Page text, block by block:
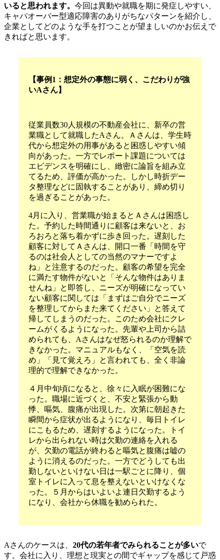
いると思われます。 今回は異動や就職を期に発症しやすい、
キャパオーバー型適応障害のありがちなパターンを紹介し、
企業としてどのような手を打つことが望ましいのかお伝えで
きればと思います。
【事例1：想定外の事態に弱く、こだわりが強
いAさん】
従業員数30人規模の不動産会社に、新卒の営
業職として就職したAさん。Ａさんは、学生時
代から想定外の用事があると困惑しやすい傾
向があった。一方でレポート課題については
エビデンスを明確にし、緻密に論旨を組み立
てるため、評価が高かった。しかし時折デー
タ整理などに固執することがあり、締め切り
を過ぎることがあった。
4月に入り、営業職が始まるとＡさんは困惑し
た。予約した時間通りに顧客は来ないと、お
ろおろと落ち着かずに歩き回った。遅刻した
顧客に対してＡさんは、開口一番「時間を守
るのは社会人としての当然のマナーですよ
ね」と注意するのだった。顧客の希望を完全
に満たす物件がないと「そんな物件はありま
せんね」と即答し、ニーズが明確になってい
ない顧客に関しては「まずはご自分でニーズ
を整理してからまた来てください」と答えて
帰してしまうのだった。このため会社にクレ
ームがくるようになった。先輩や上司から詰
められても、Aさんはなぜ怒られるのか理解で
きなかった。マニュアルもなく、「空気を読
め」「見て覚えろ」と言われても、全く非論
理的で理解できなかった。
４月中旬頃になると、徐々に入眠が困難にな
った。職場に近づくと、不安と緊張から動
悸、嘔気、腹痛が出現した。次第に朝起きた
瞬間から症状が出るようになり、毎日トイレ
にこもるため、遅刻するようになった。トイ
レから出られない時は欠勤の連絡を入れる
が、欠勤の電話が終わると嘔気と腹痛は嘘の
ように消えるのだった。一方でどうしても出
勤しないといけない日は一駅ごとに降り、個
室トイレに入って息を整えないといけなくな
った。５月からはいよいよ連日欠勤するよう
になり、会社から休職を勧められた。
Aさんのケースは、 20代の若年者でみられることが多いで
す。会社に入り、 理想と現実との間でギャップを感じて戸惑